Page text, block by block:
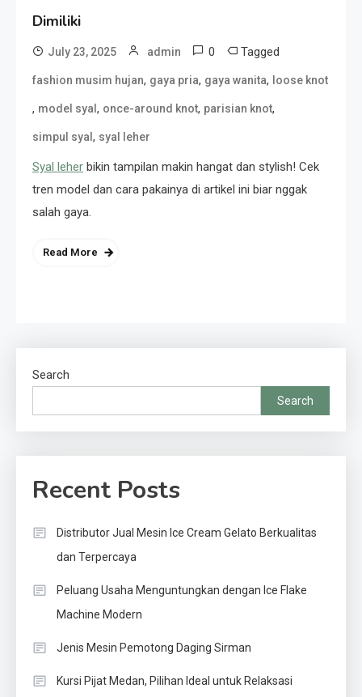
Dimiliki
July 23, 2025 admin 0 Tagged
fashion musim hujan, gaya pria, gaya wanita, loose knot
, model syal , once-around knot, parisian knot,
simpul syal , syal leher
Syal leher bikin tampilan makin hangat dan stylish! Cek
tren model dan cara pakainya di artikel ini biar nggak
salah gaya.
Read More
Search
Search
Recent Posts
Distributor Jual Mesin Ice Cream Gelato Berkualitas
dan Terpercaya
Peluang Usaha Menguntungkan dengan Ice Flake
Machine Modern
Jenis Mesin Pemotong Daging Sirman
Kursi Pijat Medan, Pilihan Ideal untuk Relaksasi